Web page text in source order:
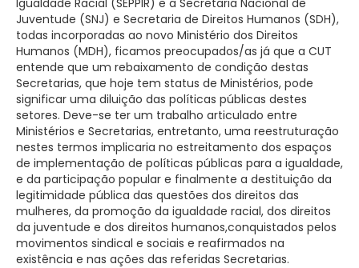
Juventude (SNJ) e Secretaria de Direitos Humanos (SDH),
todas incorporadas ao novo Ministério dos Direitos
Humanos (MDH), ficamos preocupados/as já que a CUT
entende que um rebaixamento de condição destas
Secretarias, que hoje tem status de Ministérios, pode
significar uma diluição das políticas públicas destes
setores. Deve-se ter um trabalho articulado entre
Ministérios e Secretarias, entretanto, uma reestruturação
nestes termos implicaria no estreitamento dos espaços
de implementação de políticas públicas para a igualdade,
e da participação popular e finalmente a destituição da
legitimidade pública das questões dos direitos das
mulheres, da promoção da igualdade racial, dos direitos
da juventude e dos direitos humanos,conquistados pelos
movimentos sindical e sociais e reafirmados na
existência e nas ações das referidas Secretarias.